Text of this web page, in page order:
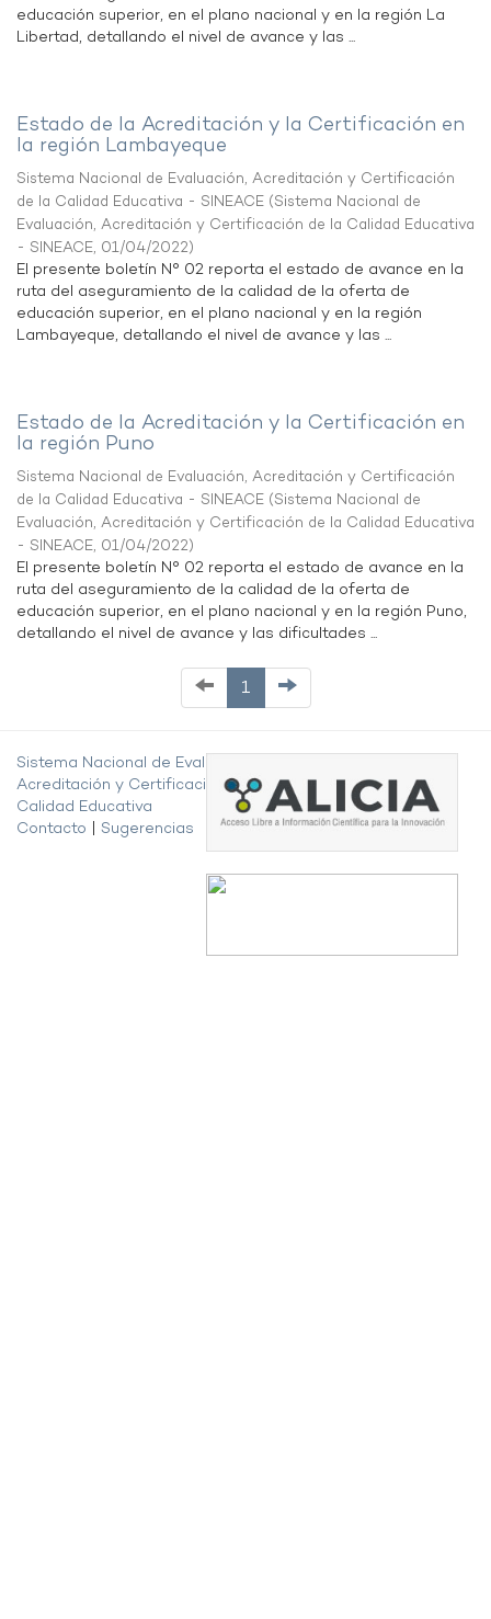
educación superior, en el plano nacional y en la región La
Libertad, detallando el nivel de avance y las ...
Estado de la Acreditación y la Certificación en
la región Lambayeque
Sistema Nacional de Evaluación, Acreditación y Certificación
de la Calidad Educativa - SINEACE (Sistema Nacional de
Evaluación, Acreditación y Certificación de la Calidad Educativa
- SINEACE, 01/04/2022)
El presente boletín N° 02 reporta el estado de avance en la
ruta del aseguramiento de la calidad de la oferta de
educación superior, en el plano nacional y en la región
Lambayeque, detallando el nivel de avance y las ...
Estado de la Acreditación y la Certificación en
la región Puno
Sistema Nacional de Evaluación, Acreditación y Certificación
de la Calidad Educativa - SINEACE (Sistema Nacional de
Evaluación, Acreditación y Certificación de la Calidad Educativa
- SINEACE, 01/04/2022)
El presente boletín N° 02 reporta el estado de avance en la
ruta del aseguramiento de la calidad de la oferta de
educación superior, en el plano nacional y en la región Puno,
detallando el nivel de avance y las dificultades ...
1
Sistema Nacional de Evaluación,
Acreditación y Certificación de la
Calidad Educativa
Contacto
Sugerencias